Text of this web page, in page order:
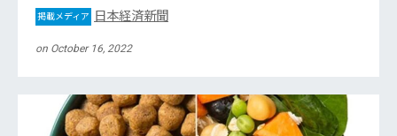
掲載メディア 日本経済新聞
on October 16, 2022